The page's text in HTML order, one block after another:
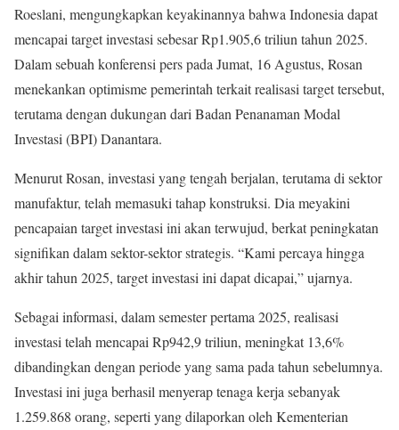
Roeslani, mengungkapkan keyakinannya bahwa Indonesia dapat
mencapai target investasi sebesar Rp1.905,6 triliun tahun 2025.
Dalam sebuah konferensi pers pada Jumat, 16 Agustus, Rosan
menekankan optimisme pemerintah terkait realisasi target tersebut,
terutama dengan dukungan dari Badan Penanaman Modal
Investasi (BPI) Danantara.
Menurut Rosan, investasi yang tengah berjalan, terutama di sektor
manufaktur, telah memasuki tahap konstruksi. Dia meyakini
pencapaian target investasi ini akan terwujud, berkat peningkatan
signifikan dalam sektor-sektor strategis. “Kami percaya hingga
akhir tahun 2025, target investasi ini dapat dicapai,” ujarnya.
Sebagai informasi, dalam semester pertama 2025, realisasi
investasi telah mencapai Rp942,9 triliun, meningkat 13,6%
dibandingkan dengan periode yang sama pada tahun sebelumnya.
Investasi ini juga berhasil menyerap tenaga kerja sebanyak
1.259.868 orang, seperti yang dilaporkan oleh Kementerian